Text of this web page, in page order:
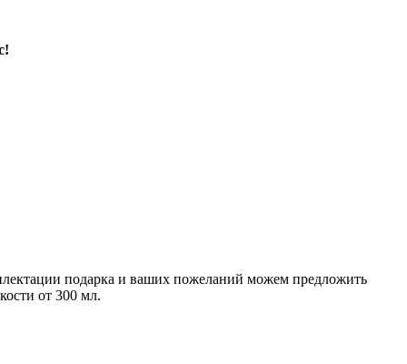
подарка и ваших пожеланий можем предложить
от 300 мл.